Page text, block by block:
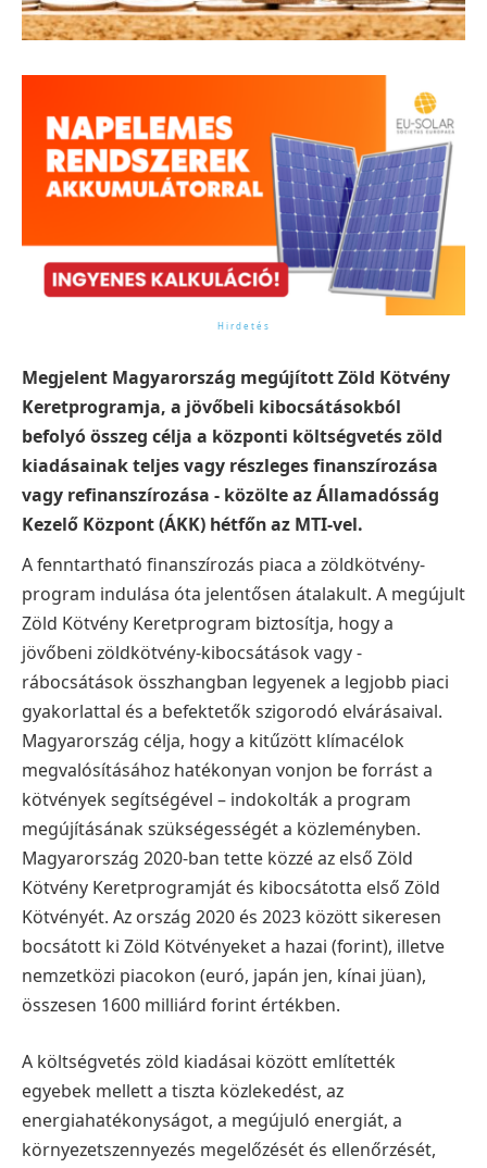
Megjelent Magyarország megújított Zöld Kötvény
Keretprogramja, a jövőbeli kibocsátásokból
befolyó összeg célja a központi költségvetés zöld
kiadásainak teljes vagy részleges finanszírozása
vagy refinanszírozása - közölte az Államadósság
Kezelő Központ (ÁKK) hétfőn az MTI-vel.
A fenntartható finanszírozás piaca a zöldkötvény-
program indulása óta jelentősen átalakult. A megújult
Zöld Kötvény Keretprogram biztosítja, hogy a
jövőbeni zöldkötvény-kibocsátások vagy -
rábocsátások összhangban legyenek a legjobb piaci
gyakorlattal és a befektetők szigorodó elvárásaival.
Magyarország célja, hogy a kitűzött klímacélok
megvalósításához hatékonyan vonjon be forrást a
kötvények segítségével – indokolták a program
megújításának szükségességét a közleményben.
Magyarország 2020-ban tette közzé az első Zöld
Kötvény Keretprogramját és kibocsátotta első Zöld
Kötvényét. Az ország 2020 és 2023 között sikeresen
bocsátott ki Zöld Kötvényeket a hazai (forint), illetve
nemzetközi piacokon (euró, japán jen, kínai jüan),
összesen 1600 milliárd forint értékben.
A költségvetés zöld kiadásai között említették
egyebek mellett a tiszta közlekedést, az
energiahatékonyságot, a megújuló energiát, a
környezetszennyezés megelőzését és ellenőrzését,